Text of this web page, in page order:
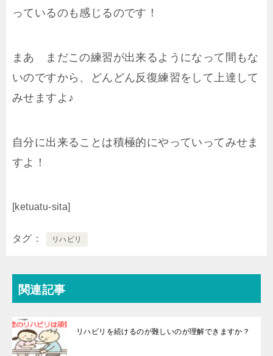
っているのも感じるのです！
まあ まだこの練習が出来るようになって間もな
いのですから、どんどん反復練習をして上達して
みせますよ♪
自分に出来ることは積極的にやっていってみせま
すよ！
[ketuatu-sita]
タグ リハビリ
関連記事
リハビリを続けるのが難しいのが理解できますか？